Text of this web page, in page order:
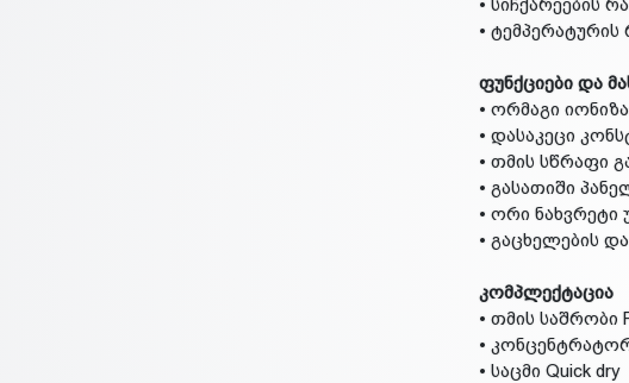
•
ფუნქციები და
• ორმაგი
• დასაკეცი
• თმის სწრაფი
• გასათიში
• ორი
• გაცხელების
კომპლექტაცია
• თმის საშრობი
•
• საცმი Quick dry